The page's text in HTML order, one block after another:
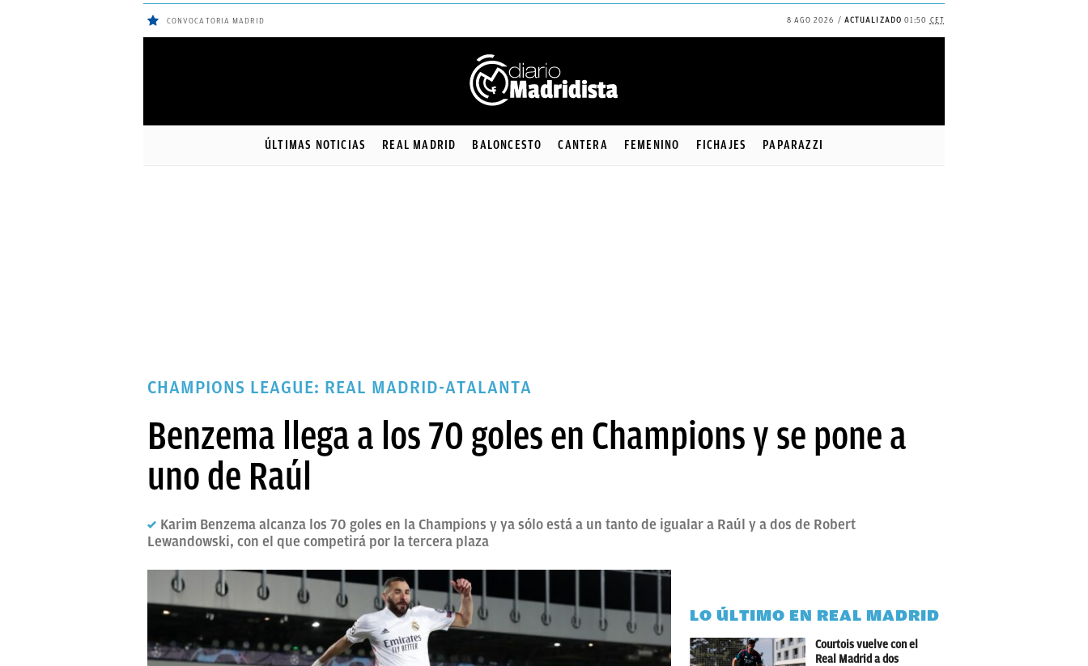
CONVOCATORIA MADRID 8 AGO 2026 ACTUALIZADO 01:50 CET
ÚLTIMAS NOTICIAS REAL MADRID BALONCESTO CANTERA FEMENINO FICHAJES PAPARAZZI
CHAMPIONS LEAGUE: REAL MADRID-ATALANTA
Benzema llega a los 70 goles en Champions y se pone a
uno de Raúl
Karim Benzema alcanza los 70 goles en la Champions y ya sólo está a un tanto de igualar a Raúl y a dos de Robert
Lewandowski, con el que competirá por la tercera plaza
LO ÚLTIMO EN REAL MADRID
Courtois vuelve con el
Real Madrid a dos